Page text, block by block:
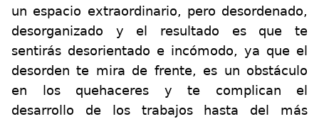
un espacio extraordinario, pero desordenado,
desorganizado y el resultado es que te
sentirás desorientado e incómodo, ya que el
desorden te mira de frente, es un obstáculo
en los quehaceres y te complican el
desarrollo de los trabajos hasta del más